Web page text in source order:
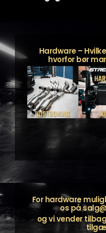
Hardware –
hvorfor bør
For hardware
os på
og vi vender